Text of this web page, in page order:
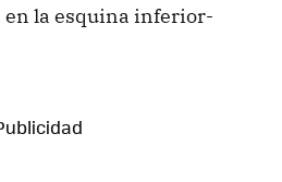
en la esquina inferior-